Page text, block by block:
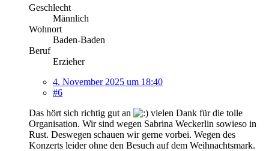
Geschlecht
Männlich
Wohnort
Baden-Baden
Beruf
Erzieher
4. November 2025 um 18:40
#6
Das hört sich richtig gut an
vielen Dank für die tolle
Organisation. Wir sind wegen Sabrina Weckerlin sowieso in
Rust. Deswegen schauen wir gerne vorbei. Wegen des
Konzerts leider ohne den Besuch auf dem Weihnachtsmark.